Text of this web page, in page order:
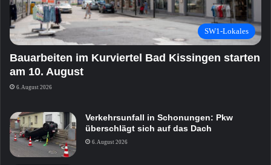
SW1-Lokales
Bauarbeiten im Kurviertel Bad Kissingen starten
am 10. August
6. August 2026
Verkehrsunfall in Schonungen: Pkw
überschlägt sich auf das Dach
6. August 2026